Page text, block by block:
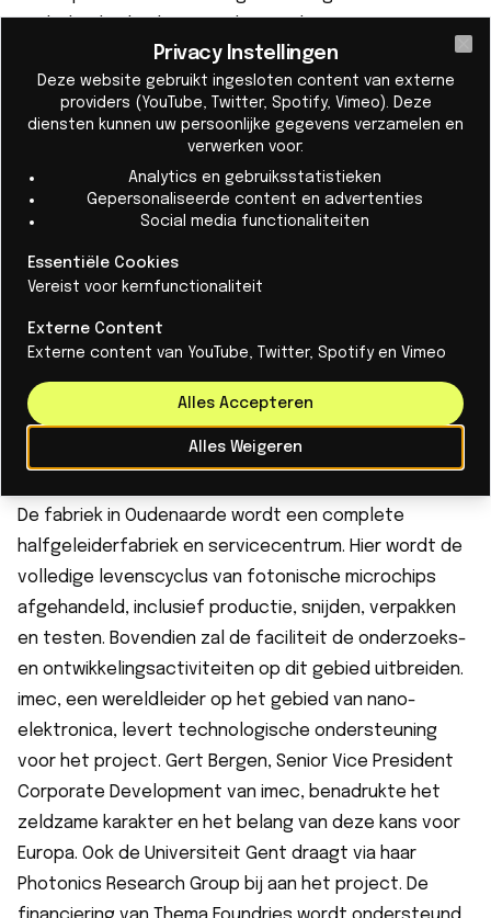
verdienvermogen van ons land. Het is een kritisch
onderdeel van een krachtig ecosysteem in fotonische
chips waarmee Nederland zich wereldwijd kan
Een centrum voor innovatie
In tegenstelling tot BelGaN, dat zich richtte op
zich specialiseren in geïntegreerde fotonica. Deze
(fotonen) in plaats van elektronen om informatie te
transporteren en te verwerken, wat leidt tot snellere
en energiezuinigere chips. Geïntegreerde fotonica is
met name waardevol voor datacenters en AI-
toepassingen, sectoren die een snelle groei in
De fabriek in Oudenaarde wordt een complete
halfgeleiderfabriek en servicecentrum. Hier wordt de
volledige levenscyclus van fotonische microchips
afgehandeld, inclusief productie, snijden, verpakken
en testen. Bovendien zal de faciliteit de onderzoeks-
en ontwikkelingsactiviteiten op dit gebied uitbreiden.
imec, een wereldleider op het gebied van nano-
elektronica, levert technologische ondersteuning
voor het project. Gert Bergen, Senior Vice President
Corporate Development van imec, benadrukte het
zeldzame karakter en het belang van deze kans voor
Europa. Ook de Universiteit Gent draagt via haar
Photonics Research Group bij aan het project. De
Privacy Instellingen
Deze website gebruikt ingesloten content van externe
providers (YouTube, Twitter, Spotify, Vimeo). Deze
diensten kunnen uw persoonlijke gegevens verzamelen en
verwerken voor:
Analytics en gebruiksstatistieken
Gepersonaliseerde content en advertenties
Social media functionaliteiten
Essentiële Cookies
Vereist voor kernfunctionaliteit
Externe Content
Externe content van YouTube, Twitter, Spotify en Vimeo
Alles Weigeren
Alles Accepteren